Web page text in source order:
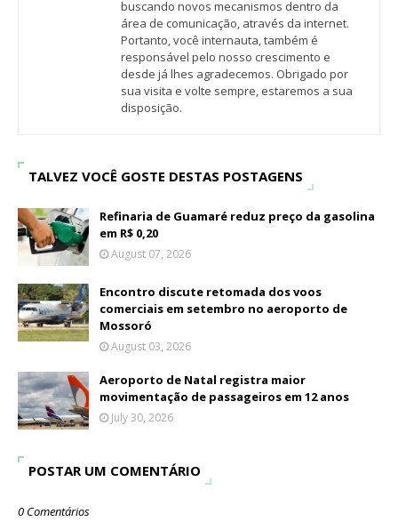
buscando novos mecanismos dentro da
área de comunicação, através da internet.
Portanto, você internauta, também é
responsável pelo nosso crescimento e
desde já lhes agradecemos. Obrigado por
sua visita e volte sempre, estaremos a sua
disposição.
TALVEZ VOCÊ GOSTE DESTAS POSTAGENS
Refinaria de Guamaré reduz preço da gasolina
em R$ 0,20
August 07, 2026
Encontro discute retomada dos voos
comerciais em setembro no aeroporto de
Mossoró
August 03, 2026
Aeroporto de Natal registra maior
movimentação de passageiros em 12 anos
July 30, 2026
POSTAR UM COMENTÁRIO
0 Comentários